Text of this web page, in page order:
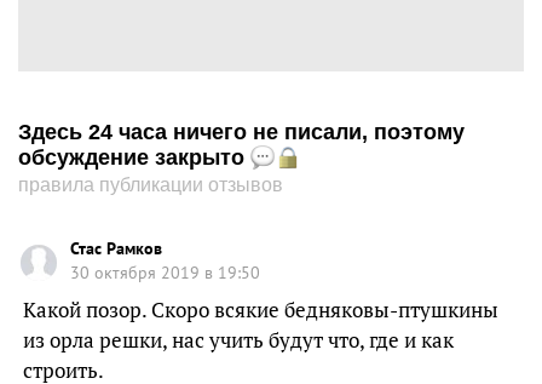
Здесь 24 часа ничего не писали, поэтому
обсуждение закрыто
правила публикации отзывов
Стас Рамков
30 октября 2019 в 19:50
Какой позор. Скоро всякие бедняковы-птушкины
из орла решки, нас учить будут что, где и как
строить.